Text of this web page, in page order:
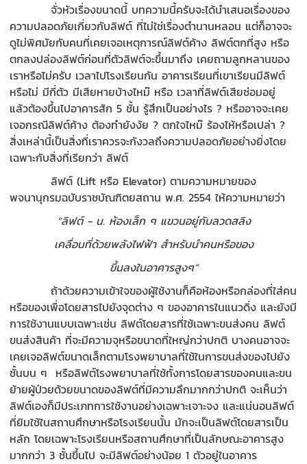
จั่วหัวเรื่องขนาดนี้ บทความนี้ครับจะได้นำเสนอเรื่องของ
ความปลอดภัยเกี่ยวกับลิฟต์ ที่ไม่ใช่เรื่องตำนานหลอน แต่ก็อาจจะ
ดูไม่พิศมัยกับคนที่เคยเจอเหตุการณ์ลิฟต์ค้าง ลิฟต์ตกที่สูง หรือ
ตกลงปล่องลิฟต์ก่อนที่ตัวลิฟต์จะขึ้นมาถึง เคยถามลูกหลานของ
เราหรือไม่ครับ เวลาไปโรงเรียนกัน อาคารเรียนที่เขาเรียนมีลิฟต์
หรือไม่ มีกี่ตัว มีเสียหายบ้างไหม๊ หรือ เวลาที่ลิฟต์เสียซ่อมอยู่
แล้วต้องขึ้นไปอาคารสัก 5 ชั้น รู้สึกเป็นอย่างไร ? หรืออาจจะเคย
เจอกรณีลิฟต์ค้าง ต้องทำยังงัย ? ตกใจไหม๊ ร้องไห้หรือเปล่า ?
สิ่งเหล่านี้เป็นสิ่งที่เราควรจะกังวลถึงความปลอดภัยอย่างยิ่งโดย
เฉพาะกับสิ่งที่เรียกว่า ลิฟต์
ลิฟต์ (Lift หรือ Elevator) ตามความหมายของ
พจนานุกรมฉบับราชบัณฑิตยสถาน พ.ศ. 2554 ให้ความหมายว่า
“ลิฟต์ - น. ห้องเล็ก ๆ แขวนอยู่กับลวดสลิง
เคลื่อนที่ด้วยพลังไฟฟ้า สำหรับนำคนหรือของ
ขึ้นลงในอาคารสูงๆ”
ถ้าด้วยความเข้าใจของผู้ใช้งานก็คือห้องหรือกล่องที่ใส่คน
หรือของเพื่อโดยสารไปยังจุดต่าง ๆ ของอาคารในแนวดิ่ง และยังมี
การใช้งานแบบเฉพาะเช่น ลิฟต์โดยสารที่ใช้เฉพาะขนส่งคน ลิฟต์
ขนส่งสินค้า ที่จะมีความจุหรือขนาดที่ใหญ่กว่าปกติ บางคนอาจจะ
เคยเจอลิฟต์ขนาดเล็กตามโรงพยาบาลที่ใช้ในการขนส่งของไปยัง
ชั้นบน ๆ หรือลิฟต์โรงพยาบาลที่ใช้ทั้งการโดยสารของคนและขน
ย้ายผู้ป่วยด้วยขนาดของลิฟต์ที่มีความลึกมากกว่าปกติ จะเห็นว่า
ลิฟต์เองก็มีประเภทการใช้งานอย่างเฉพาะเจาะจง และแน่นอนลิฟต์
ที่ยิมใช้ในสถานศึกษาหรือโรงเรียนนั้น มักจะเป็นลิฟต์โดยสารเป็น
หลัก โดยเฉพาะโรงเรียนหรือสถานศึกษาที่เป็นลักษณะอาคารสูง
มากกว่า 3 ชั้นขึ้นไป จะมีลิฟต์อย่างน้อย 1 ตัวอยู่ในอาคาร